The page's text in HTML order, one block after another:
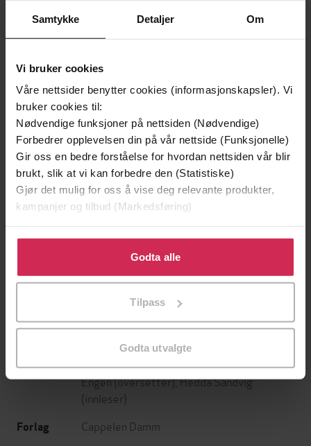
Samtykke Detaljer Om
Vi bruker cookies
Våre nettsider benytter cookies (informasjonskapsler). Vi
bruker cookies til:
Nødvendige funksjoner på nettsiden (Nødvendige)
Forbedrer opplevelsen din på vår nettside (Funksjonelle)
Gir oss en bedre forståelse for hvordan nettsiden vår blir
brukt, slik at vi kan forbedre den (Statistiske)
Gjør det mulig for oss å vise deg relevante produkter,
kampanjer og tilbud (Markedsføring)
Klikk på «Godta alle» for å gi oss ditt samtykke til å
bruke cookies for alle disse formålene. Du kan også
tilpasse ditt samtykke til spesifikke formål ved å klikke
Godta alle
Tilpass
Godta utvalgte
Vinner av Rivertonprisen
299,-
Jo Nesbø
399,-
Jussi Adler-Olsen
Forfattere Malin Persson Giolito(forfatter),Kari
Engen(oversetter),Hedda Sandvig
(innleser)
Forlag Cappelen Damm